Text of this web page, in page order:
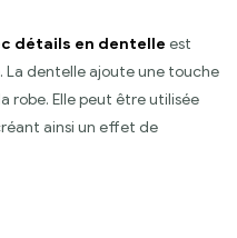
détails en dentelle est
dentelle ajoute une touche
robe. Elle peut être utilisée
ainsi un effet de